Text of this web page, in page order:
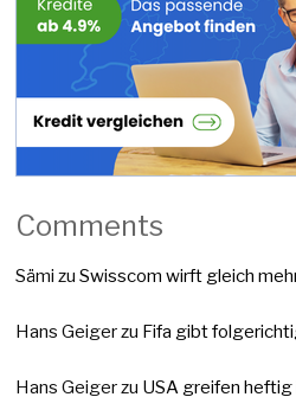
Comments
Sämi zuSwisscom wirft gleich
Hans Geigerzu Fifa gibt
Hans Geigerzu USA greifen